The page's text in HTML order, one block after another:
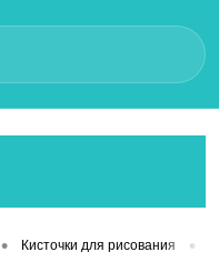
• Кисточки для рисования •